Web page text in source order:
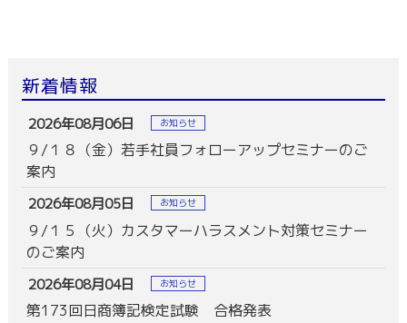
新着情報
2026年08月06日 お知らせ
９/１８（金）若手社員フォローアップセミナーのご
案内
2026年08月05日 お知らせ
９/１５（火）カスタマーハラスメント対策セミナー
のご案内
2026年08月04日 お知らせ
第173回日商簿記検定試験 合格発表